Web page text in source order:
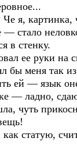
Че я,
стало
в стенку.
ее руки на
меня так из
ей — язык
— ладно,
чуть
статую,